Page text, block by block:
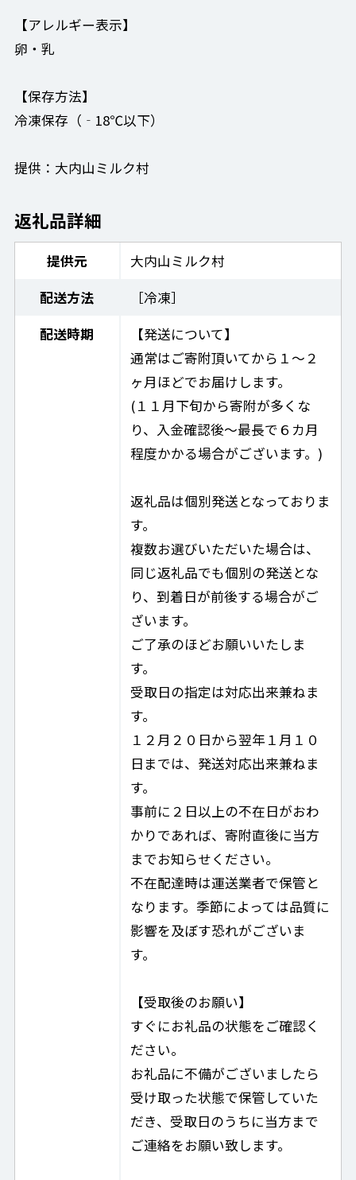
【アレルギー表示】
卵・乳
【保存方法】
冷凍保存（‐18℃以下）
提供：大内山ミルク村
返礼品詳細
提供元
大内山ミルク村
配送方法
［冷凍］
配送時期
【発送について】
通常はご寄附頂いてから１〜２
ヶ月ほどでお届けします。
(１１月下旬から寄附が多くな
り、入金確認後〜最長で６カ月
程度かかる場合がございます。)
返礼品は個別発送となっておりま
す。
複数お選びいただいた場合は、
同じ返礼品でも個別の発送とな
り、到着日が前後する場合がご
ざいます。
ご了承のほどお願いいたしま
す。
受取日の指定は対応出来兼ねま
す。
１２月２０日から翌年１月１０
日までは、発送対応出来兼ねま
す。
事前に２日以上の不在日がおわ
かりであれば、寄附直後に当方
までお知らせください。
不在配達時は運送業者で保管と
なります。季節によっては品質に
影響を及ぼす恐れがございま
す。
【受取後のお願い】
すぐにお礼品の状態をご確認く
ださい。
お礼品に不備がございましたら
受け取った状態で保管していた
だき、受取日のうちに当方まで
ご連絡をお願い致します。